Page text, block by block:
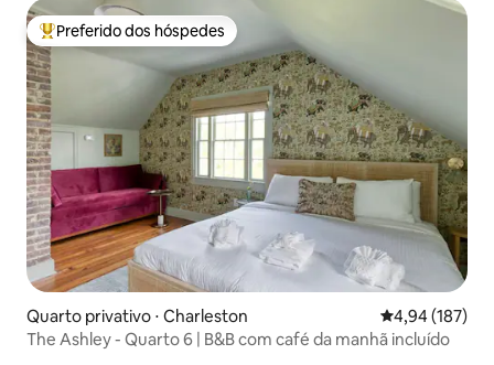
Entre os melhores preferidos dos hóspedes
Preferido dos hóspedes
Quarto privativo ⋅ Charleston 4,94 de uma
4,94 (187)
The Ashley - Quarto 6 | B&B com café da manhã incluído